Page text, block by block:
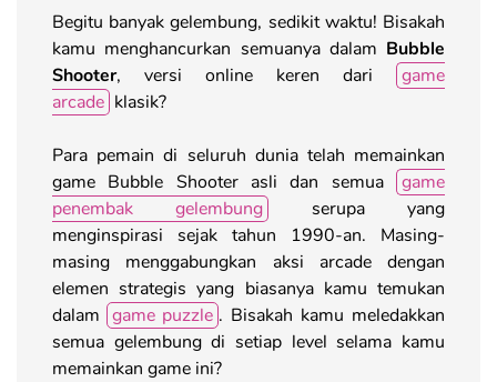
Begitu banyak gelembung, sedikit waktu! Bisakah
kamu menghancurkan semuanya dalam Bubble
Shooter, versi online keren dari
game
arcade klasik?
Para pemain di seluruh dunia telah memainkan
game Bubble Shooter asli dan semua
game
penembak gelembung
serupa yang
menginspirasi sejak tahun 1990-an. Masing-
masing menggabungkan aksi arcade dengan
elemen strategis yang biasanya kamu temukan
dalam game puzzle . Bisakah kamu meledakkan
semua gelembung di setiap level selama kamu
memainkan game ini?